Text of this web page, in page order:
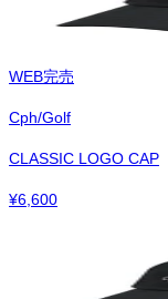
WEB完売
Cph/Golf
CLASSIC LOGO CAP
¥6,600